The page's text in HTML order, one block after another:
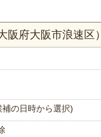
府大阪市浪速区）
の日時から選択)